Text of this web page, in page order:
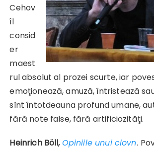
Cehov
îl
consid
er
maest
rul absolut al prozei scurte, iar
emoţionează, amuză, întristează
sînt întotdeauna profund umane,
fără note false, fără artificiozităţi.
Heinrich Böll,Opiniile unui clovn.